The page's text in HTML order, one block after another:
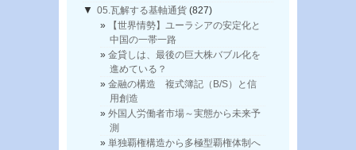
▼ 05.瓦解する基軸通貨 (827)
【世界情勢】ユーラシアの安定化と
中国の一帯一路
金貸しは、最後の巨大株バブル化を
進めている？
金融の構造 複式簿記（B/S）と信
用創造
外国人労働者市場～実態から未来予
測
単独覇権構造から多極型覇権体制へ